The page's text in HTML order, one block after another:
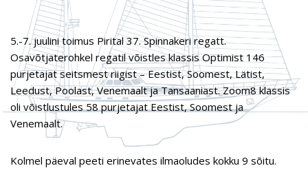
5.-7. juulini toimus Pirital 37. Spinnakeri regatt.
Osavõtjaterohkel regatil võistles klassis Optimist 146
purjetajat seitsmest riigist – Eestist, Soomest, Lätist,
Leedust, Poolast, Venemaalt ja Tansaaniast. Zoom8 klassis
oli võistlustules 58 purjetajat Eestist, Soomest ja
Venemaalt.
Kolmel päeval peeti erinevates ilmaoludes kokku 9 sõitu.